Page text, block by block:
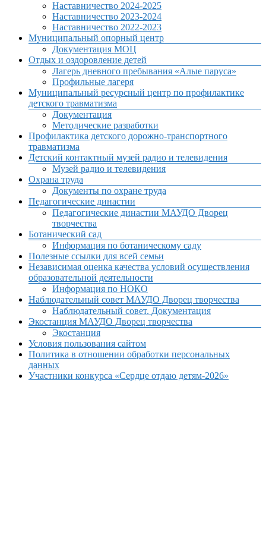
Наставничество 2024-2025
Наставничество 2023-2024
Наставничество 2022-2023
Муниципальный опорный центр
Документация МОЦ
Отдых и оздоровление детей
Лагерь дневного пребывания «Алые паруса»
Профильные лагеря
Муниципальный ресурсный центр по профилактике
детского травматизма
Документация
Методические разработки
Профилактика детского дорожно-транспортного
травматизма
Детский контактный музей радио и телевидения
Музей радио и телевидения
Охрана труда
Документы по охране труда
Педагогические династии
Педагогические династии МАУДО Дворец
творчества
Ботанический сад
Информация по ботаническому саду
Полезные ссылки для всей семьи
Независимая оценка качества условий осуществления
образовательной деятельности
Информация по НОКО
Наблюдательный совет МАУДО Дворец творчества
Наблюдательный совет. Документация
Экостанция МАУДО Дворец творчества
Экостанция
Условия пользования сайтом
Политика в отношении обработки персональных
данных
Участники конкурса «Сердце отдаю детям-2026»